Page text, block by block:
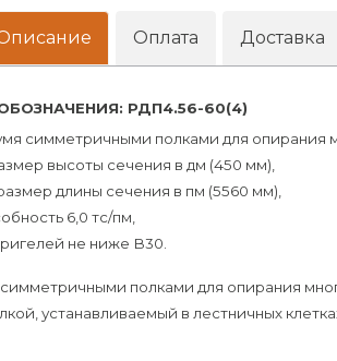
Оплата Доставка
РДП4.56-60(4)
симметричными полками для опирания
высоты сечения в дм (450 мм),
длины сечения в пм (5560 мм),
6,0 тс/пм,
не ниже В30.
полками для опирания
устанавливаемый в лестничных